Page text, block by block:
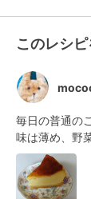
このレシ
毎日の普通の
味は薄め、野